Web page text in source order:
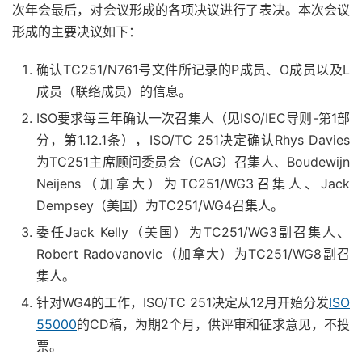
次年会最后，对会议形成的各项决议进行了表决。本次会议
形成的主要决议如下：
确认TC251/N761号文件所记录的P成员、O成员以及L
成员（联络成员）的信息。
ISO要求每三年确认一次召集人（见ISO/IEC导则-第1部
分，第1.12.1条），ISO/TC 251决定确认Rhys Davies
为TC251主席顾问委员会（CAG）召集人、Boudewijn
Neijens（加拿大）为TC251/WG3召集人、Jack
Dempsey（美国）为TC251/WG4召集人。
委任Jack Kelly（美国）为TC251/WG3副召集人、
Robert Radovanovic（加拿大）为TC251/WG8副召
集人。
针对WG4的工作，ISO/TC 251决定从12月开始分发ISO
55000的CD稿，为期2个月，供评审和征求意见，不投
票。